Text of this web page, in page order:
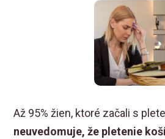
Až 95% žien, ktoré začali s
neuvedomuje, že pletenie